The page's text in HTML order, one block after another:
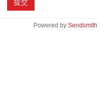
提交
Powered by Sendsmith